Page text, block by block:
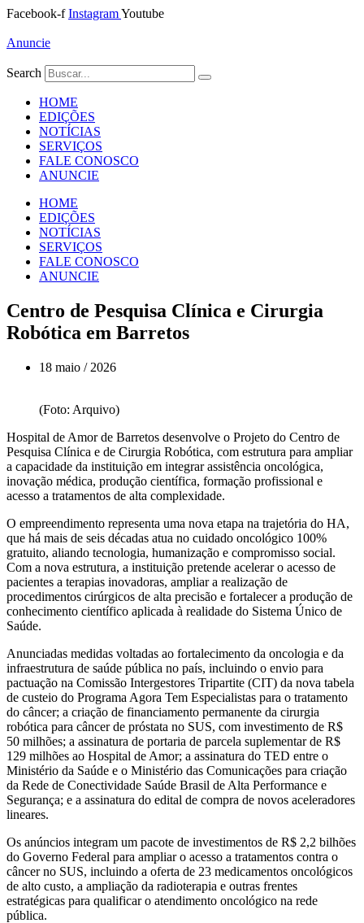
Ir
o
Facebook-f InstagramYoutube
Anuncie
Search
HOME
EDIÇÕES
NOTÍCIAS
SERVIÇOS
FALE CONOSCO
ANUNCIE
HOME
EDIÇÕES
NOTÍCIAS
SERVIÇOS
FALE CONOSCO
ANUNCIE
Centro de Pesquisa Clínica e Cirurgia
Robótica em Barretos
18 maio / 2026
(Foto: Arquivo)
Hospital de Amor de Barretos desenvolve o Projeto do Centro de
Pesquisa Clínica e de Cirurgia Robótica, com estrutura para ampliar
a capacidade da instituição em integrar assistência oncológica,
inovação médica, produção científica, formação profissional e
acesso a tratamentos de alta complexidade.
O empreendimento representa uma nova etapa na trajetória do HA,
que há mais de seis décadas atua no cuidado oncológico 100%
gratuito, aliando tecnologia, humanização e compromisso social.
Com a nova estrutura, a instituição pretende acelerar o acesso de
pacientes a terapias inovadoras, ampliar a realização de
procedimentos cirúrgicos de alta precisão e fortalecer a produção de
conhecimento científico aplicada à realidade do Sistema Único de
Saúde.
Anunciadas medidas voltadas ao fortalecimento da oncologia e da
infraestrutura de saúde pública no país, incluindo o envio para
pactuação na Comissão Intergestores Tripartite (CIT) da nova tabela
de custeio do Programa Agora Tem Especialistas para o tratamento
do câncer; a criação de financiamento permanente da cirurgia
robótica para câncer de próstata no SUS, com investimento de R$
50 milhões; a assinatura de portaria de parcela suplementar de R$
129 milhões ao Hospital de Amor; a assinatura do TED entre o
Ministério da Saúde e o Ministério das Comunicações para criação
da Rede de Conectividade Saúde Brasil de Alta Performance e
Segurança; e a assinatura do edital de compra de novos aceleradores
lineares.
Os anúncios integram um pacote de investimentos de R$ 2,2 bilhões
do Governo Federal para ampliar o acesso a tratamentos contra o
câncer no SUS, incluindo a oferta de 23 medicamentos oncológicos
de alto custo, a ampliação da radioterapia e outras frentes
estratégicas para qualificar o atendimento oncológico na rede
pública.